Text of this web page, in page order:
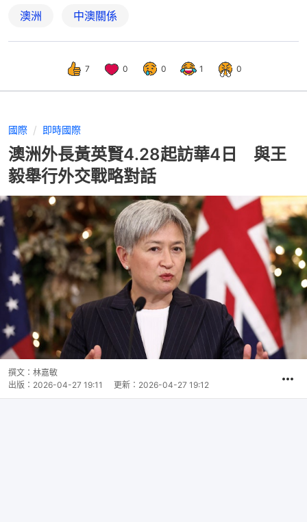
澳洲 中澳關係
7 0 0 1 0
國際 即時國際
澳洲外長黃英賢4.28起訪華4日 與王
毅舉行外交戰略對話
撰文： 林嘉敏
出版： 2026-04-27 19:11 更新： 2026-04-27 19:12